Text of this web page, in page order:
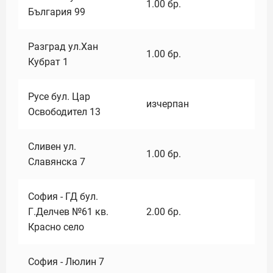
България 99
1.00 бр.
Разград ул.Хан
Кубрат 1
1.00 бр.
Русе бул. Цар
Освободител 13
изчерпан
Сливен ул.
Славянска 7
1.00 бр.
София - ГД бул.
Г.Делчев №61 кв.
Красно село
2.00 бр.
София - Люлин 7